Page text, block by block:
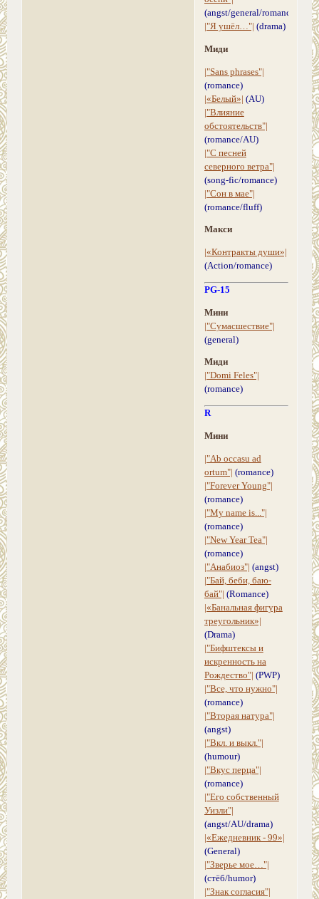
(angst/general/romance)
|"Я ушёл…"| (drama)
Миди
|"Sans phrases"|
(romance)
|«Белый»| (AU)
|"Влияние
обстоятельств"|
(romance/AU)
|"С песней
северного ветра"|
(song-fic/romance)
|"Сон в мае"|
(romance/fluff)
Макси
|«Контракты души»|
(Action/romance)
PG-15
Мини
|"Сумасшествие"|
(general)
Миди
|"Domi Feles"|
(romance)
R
Мини
|"Ab occasu ad
ortum"| (romance)
|"Forever Young"|
(romance)
|"My name is..."|
(romance)
|"New Year Tea"|
(romance)
|"Анабиоз"| (angst)
|"Бай, беби, баю-
бай"| (Romance)
|«Банальная фигура
треугольник»|
(Drama)
|"Бифштексы и
искренность на
Рождество"| (PWP)
|"Все, что нужно"|
(romance)
|"Вторая натура"|
(angst)
|"Вкл. и выкл."|
(humour)
|"Вкус перца"|
(romance)
|"Его собственный
Уизли"|
(angst/AU/drama)
|«Ежедневник - 99»|
(General)
|"Зверье мое…"|
(стёб/humor)
|"Знак согласия"|